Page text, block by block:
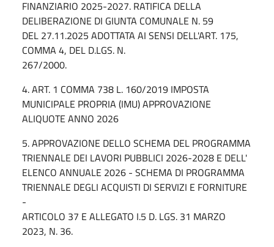
FINANZIARIO 2025-2027. RATIFICA DELLA
DELIBERAZIONE DI GIUNTA COMUNALE N. 59
DEL 27.11.2025 ADOTTATA AI SENSI DELL'ART. 175,
COMMA 4, DEL D.LGS. N.
267/2000.
4. ART. 1 COMMA 738 L. 160/2019 IMPOSTA
MUNICIPALE PROPRIA (IMU) APPROVAZIONE
ALIQUOTE ANNO 2026
5. APPROVAZIONE DELLO SCHEMA DEL PROGRAMMA
TRIENNALE DEI LAVORI PUBBLICI 2026-2028 E DELL'
ELENCO ANNUALE 2026 - SCHEMA DI PROGRAMMA
TRIENNALE DEGLI ACQUISTI DI SERVIZI E FORNITURE
-
ARTICOLO 37 E ALLEGATO I.5 D. LGS. 31 MARZO
2023, N. 36.